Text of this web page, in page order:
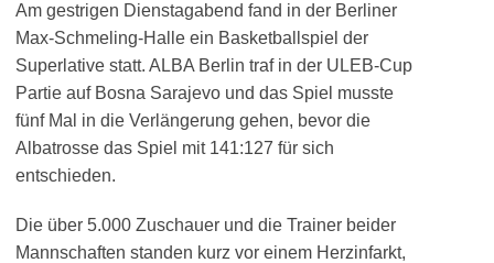
Am gestrigen Dienstagabend fand in der Berliner
Max-Schmeling-Halle ein Basketballspiel der
Superlative statt. ALBA Berlin traf in der ULEB-Cup
Partie auf Bosna Sarajevo und das Spiel musste
fünf Mal in die Verlängerung gehen, bevor die
Albatrosse das Spiel mit 141:127 für sich
entschieden.
Die über 5.000 Zuschauer und die Trainer beider
Mannschaften standen kurz vor einem Herzinfarkt,